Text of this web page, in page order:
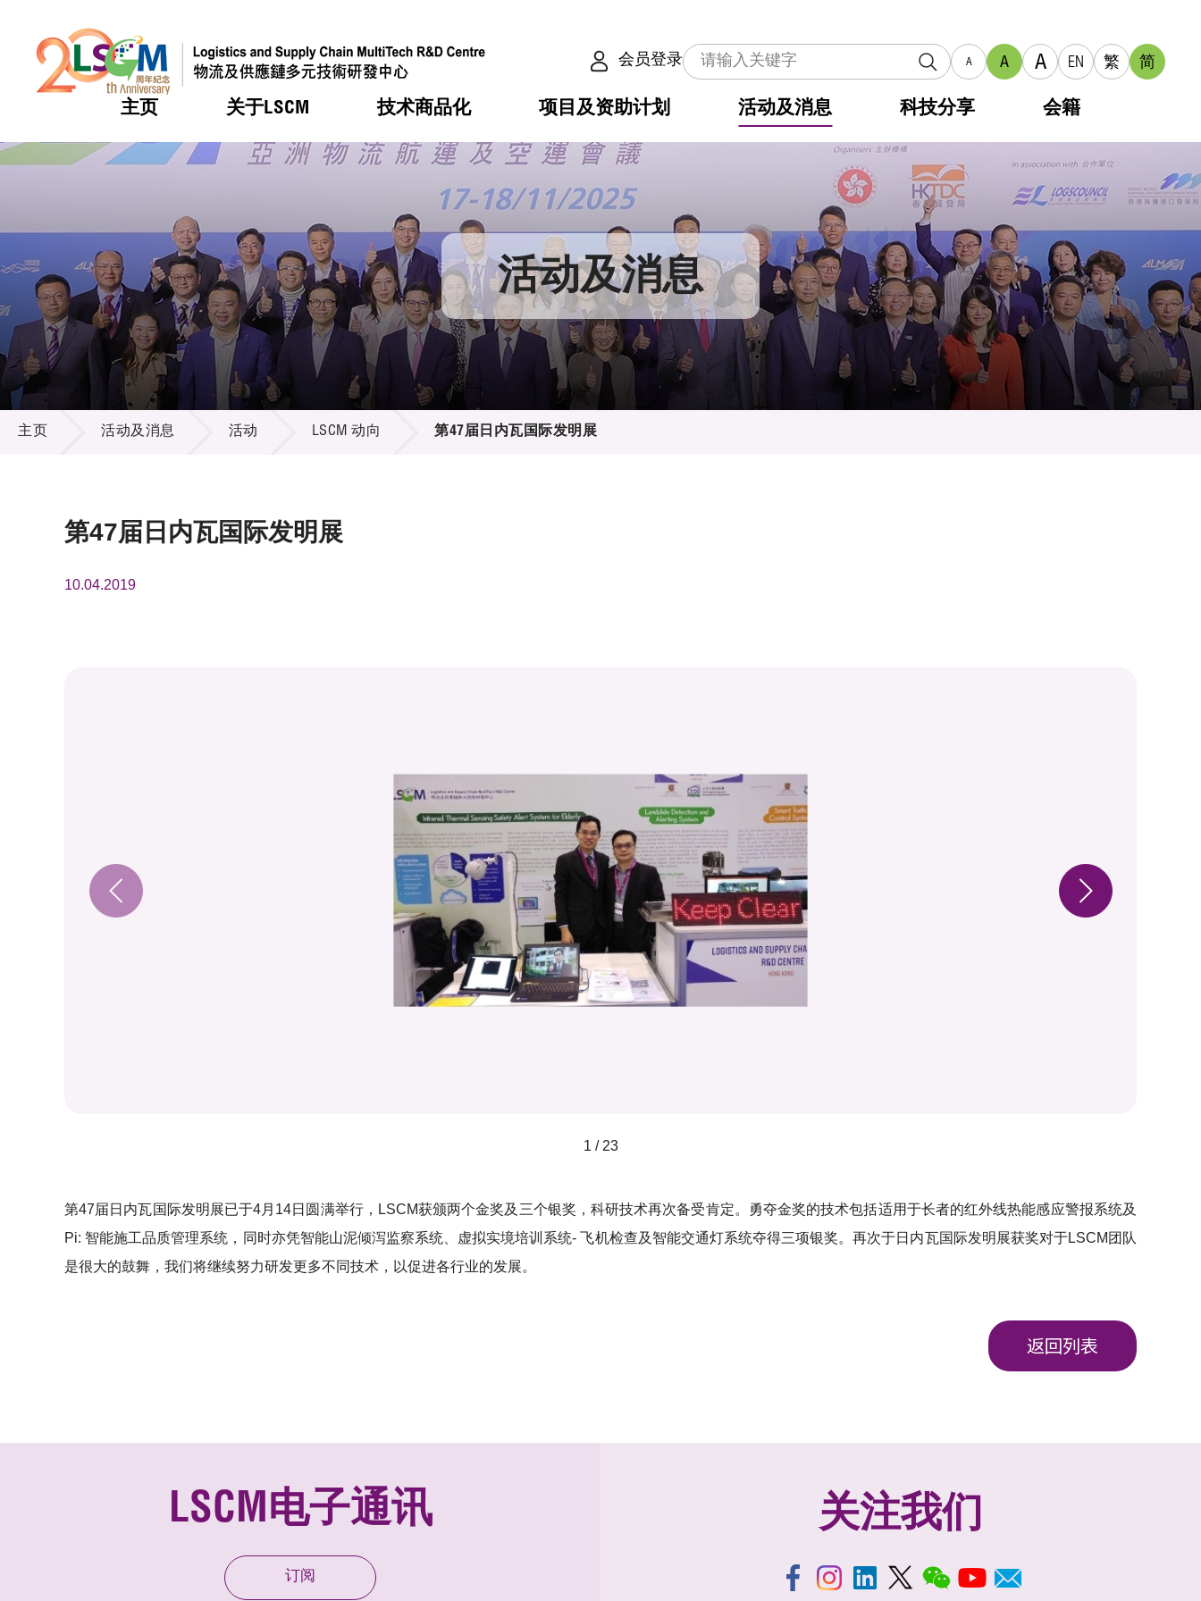
会员登录 A A A EN 繁 简
主页 关于LSCM
热门 机构简介
组织架构
组织架构
董事局
研究顾问
招标通告
技术商品化
热门 服务
可获授权之技术
应用于公共服务之创新技术
重点项目
项目及资助计划
热门 合作计划
资助计划
资助计划
税务优惠
申请
评审
征求研发项目计划书
项目资料库
活动及消息
热门 活动
奖项
新闻中心
媒体报导
新闻稿
资讯中心
多媒体
出版刊物
科技分享 会籍
热门 会籍及服务
会员列表
会员登入 活动及消息
活动及消息
主页 活动及消息 活动 LSCM 动向 第47届日内瓦国际发明展
第47届日内瓦国际发明展
10.04.2019
1 / 23
第47届日内瓦国际发明展已于4月14日圆满举行，LSCM获颁两个金奖及三个银奖，科研技术再次备受肯定。勇夺金奖的技术包括适用于长者的红外线热能感应警报系统及
Pi: 智能施工品质管理系统，同时亦凭智能山泥倾泻监察系统、虚拟实境培训系统- 飞机检查及智能交通灯系统夺得三项银奖。再次于日内瓦国际发明展获奖对于LSCM团队
是很大的鼓舞，我们将继续努力研发更多不同技术，以促进各行业的发展。
返回列表
LSCM电子通讯
订阅
关注我们